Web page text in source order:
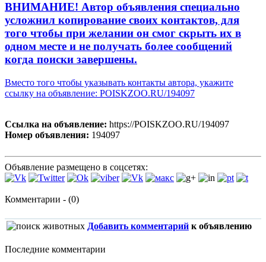
ВНИМАНИЕ! Автор объявления специально
усложнил копирование своих контактов, для
того чтобы при желании он смог скрыть их в
одном месте и не получать более сообщений
когда поиски завершены.
Вместо того чтобы указывать контакты автора, укажите
ссылку на объявление: POISKZOO.RU/194097
Ссылка на объявление: https://POISKZOO.RU/194097
Номер объявления: 194097
Объявление размещено в соцсетях:
Комментарии - (0)
Добавить комментарий к объявлению
Последние комментарии